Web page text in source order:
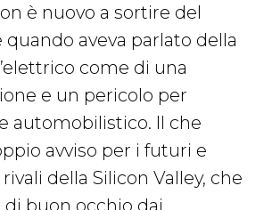
è nuovo a sortire del
aveva parlato della
come di una
e un pericolo per
automobilistico. Il che
avviso per i futuri e
della Silicon Valley, che
buon occhio dai